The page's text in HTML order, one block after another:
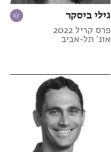
גילי ביסקר
פרס קריל 2022
אונ' תל-אביב